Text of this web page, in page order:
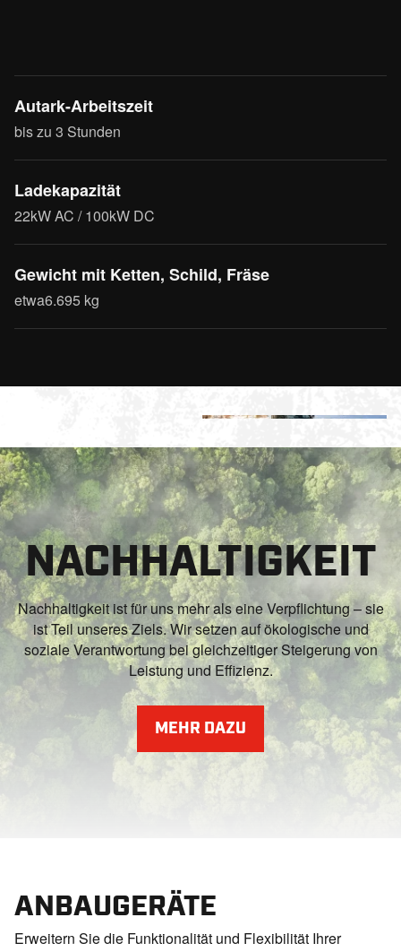
Autark-Arbeitszeit
bis zu 3 Stunden
Ladekapazität
22kW AC / 100kW DC
Gewicht mit Ketten, Schild, Fräse
etwa6.695 kg
NACHHALTIGKEIT
Nachhaltigkeit ist für uns mehr als eine Verpflichtung – sie
ist Teil unseres Ziels. Wir setzen auf ökologische und
soziale Verantwortung bei gleichzeitiger Steigerung von
Leistung und Effizienz.
MEHR DAZU
ANBAUGERÄTE
Erweitern Sie die Funktionalität und Flexibilität Ihrer